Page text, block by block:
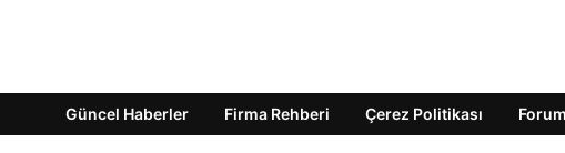
Güncel Haberler Firma Rehberi Çerez Politikası Forum